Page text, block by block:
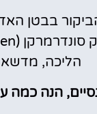
בבטן
הליכה,
הנה כמה